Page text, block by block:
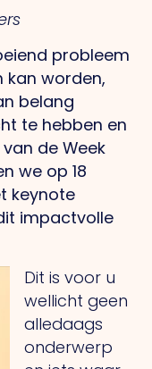
probleem
worden,
belang
te hebben en
de Week
we op 18
keynote
impactvolle
Dit is voor u
wellicht geen
alledaags
onderwerp